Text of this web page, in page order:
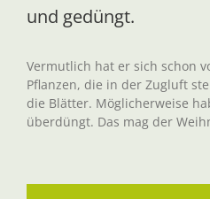
und gedüngt.
Vermutlich hat er sich schon
Pflanzen, die in der Zugluft
die Blätter. Möglicherweise
überdüngt. Das mag der